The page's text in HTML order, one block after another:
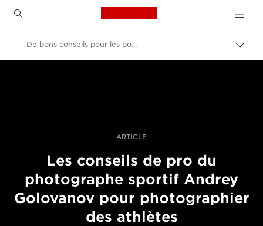
Canon Logo, back to
entre
De bons conseils pour les portraits de sportifs
ARTICLE
Les conseils de pro du
photographe sportif Andrey
Golovanov pour photographier
des athlètes